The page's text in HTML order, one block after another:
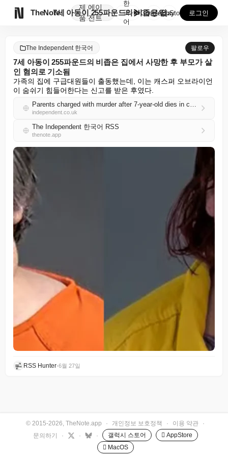
TheNote
제
품
에이
전트
7세 아동이 255파운드의 비좁은 집에서 사망한 후 부...
한
국
어
GooglePlay
AppStore 로그인
The Independent 한국어 팔로우
7세 아동이 255파운드의 비좁은 집에서 사망한 후 부모가 살
인 혐의로 기소됨
가족의 집에 구급대원들이 출동했는데, 이는 캐스퍼 오브라이언
이 숨쉬기 힘들어한다는 신고를 받은 후였다.
Parents charged with murder after 7-year-old dies in crammed home weighing 255lb
independent.co.uk
The Independent 한국어 RSS
thenote.app
RSS Hunter•6월 27일
© 2015-2026, TheNote.app · 개인정보 보호정책 · 이용 약관
·
문의하기
· · · 갤럭시 스토어
 AppStore
 MacOS